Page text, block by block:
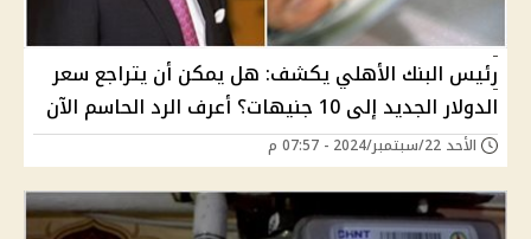
رئيس البنك الأهلي يكشف: هل يمكن أن يتراجع سعر
الدولار الجديد إلى 10 جنيهات؟ أعرف الرد الحاسم الآن
الأحد 22/سبتمبر/2024 - 07:57 م